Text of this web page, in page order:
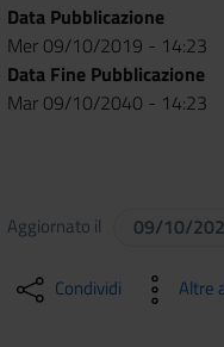
Data Pubblicazione
Mer 09/10/2019 - 14:23
Data Fine Pubblicazione
Mar 09/10/2040 - 14:23
Aggiornato il 09/10/
Condividi Altre